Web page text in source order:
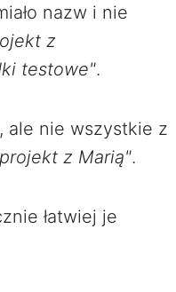
nazw i nie
z
testowe".
ale nie wszystkie z
z Marią".
łatwiej je